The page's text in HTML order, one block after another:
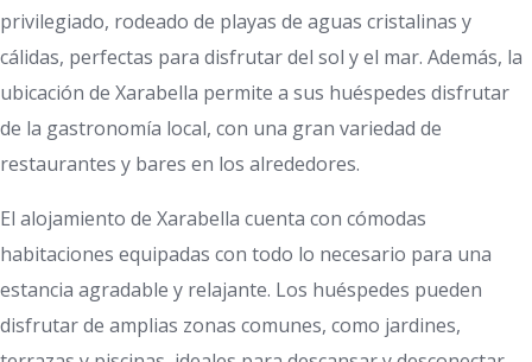
privilegiado, rodeado de playas de aguas cristalinas y
cálidas, perfectas para disfrutar del sol y el mar. Además, la
ubicación de Xarabella permite a sus huéspedes disfrutar
de la gastronomía local, con una gran variedad de
restaurantes y bares en los alrededores.
El alojamiento de Xarabella cuenta con cómodas
habitaciones equipadas con todo lo necesario para una
estancia agradable y relajante. Los huéspedes pueden
disfrutar de amplias zonas comunes, como jardines,